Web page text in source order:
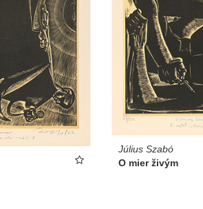
Július Szabó
O mier živým